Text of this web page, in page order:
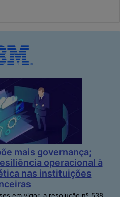
mais governança;
operacional à
nas instituições
em vigor, a resolução nº 538